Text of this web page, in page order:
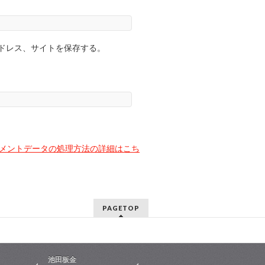
ス、サイトを保存する。
ントデータの処理方法の詳細はこち
PAGETOP
池田板金